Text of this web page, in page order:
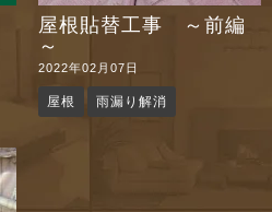
屋根貼替工事 ～前編
～
2022年02月07日
屋根 雨漏り解消